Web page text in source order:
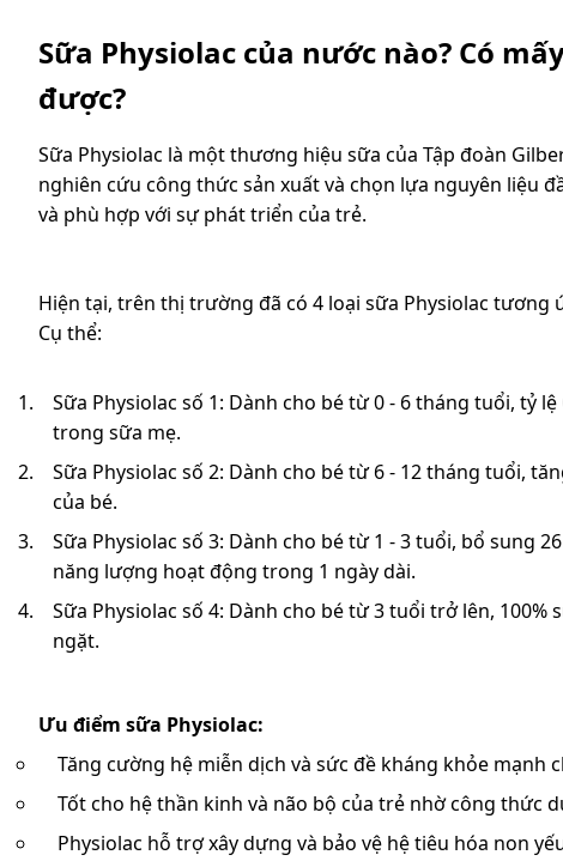
Sữa Physiolac của nước nào? Có
được?
Sữa Physiolac là một thương hiệu sữa của Tập đoàn
nghiên cứu công thức sản xuất và chọn lựa nguyên liệu
và phù hợp với sự phát triển của trẻ.
Hiện tại, trên thị trường đã có 4 loại sữa Physiolac
Cụ thể:
Sữa Physiolac số 1: Dành cho bé từ 0 - 6 tháng tuổi, tỷ
trong sữa mẹ.
Sữa Physiolac số 2: Dành cho bé từ 6 - 12 tháng tuổi,
của bé.
Sữa Physiolac số 3: Dành cho bé từ 1 - 3 tuổi, bổ sung
năng lượng hoạt động trong 1 ngày dài.
Sữa Physiolac số 4: Dành cho bé từ 3 tuổi trở lên,
ngặt.
Ưu điểm sữa Physiolac:
Tăng cường hệ miễn dịch và sức đề kháng khỏe mạnh
Tốt cho hệ thần kinh và não bộ của trẻ nhờ công thức
Physiolac hỗ trợ xây dựng và bảo vệ hệ tiêu hóa non